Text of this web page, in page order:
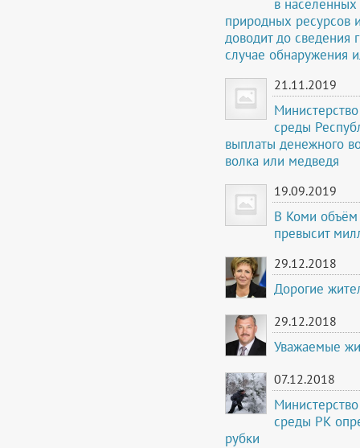
природных
доводит до сведения
случае обнаружения
21.11.2019
среды
выплаты денежного
волка или медведя
19.09.2019
В Коми объём
превысит
29.12.2018
Дорогие
29.12.2018
Уважаемые
07.12.2018
среды РК
рубки